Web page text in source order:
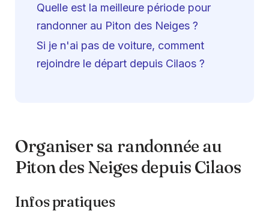
Quelle est la meilleure période pour
randonner au Piton des Neiges ?
Si je n'ai pas de voiture, comment
rejoindre le départ depuis Cilaos ?
Organiser sa randonnée au
Piton des Neiges depuis Cilaos
Infos pratiques